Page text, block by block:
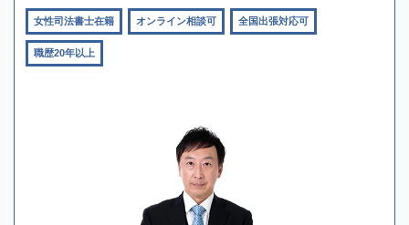
女性司法書士在籍 オンライン相談可 全国出張対応可
職歴20年以上